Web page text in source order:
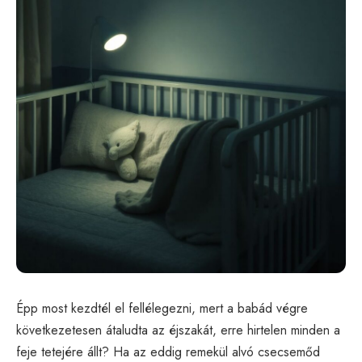
Épp most kezdtél el fellélegezni, mert a babád végre
következetesen átaludta az éjszakát, erre hirtelen minden a
feje tetejére állt? Ha az eddig remekül alvó csecsemőd